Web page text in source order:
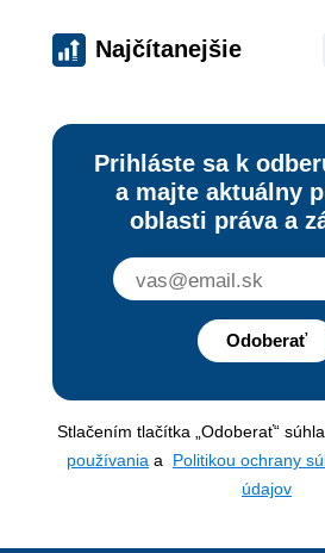
Najčítanejšie
Prihláste sa k
a majte aktuálny
oblasti práva a
Odoberať
Stlačením tlačítka „Odoberať“
používania a Politikou ochrany
údajov